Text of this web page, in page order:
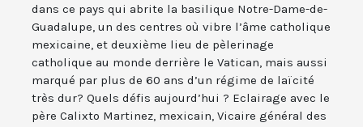
dans ce pays qui abrite la basilique Notre-Dame-de-
Guadalupe, un des centres où vibre l’âme catholique
mexicaine, et deuxième lieu de pèlerinage
catholique au monde derrière le Vatican, mais aussi
marqué par plus de 60 ans d’un régime de laïcité
très dur? Quels défis aujourd’hui ? Eclairage avec le
père Calixto Martinez, mexicain, Vicaire général des